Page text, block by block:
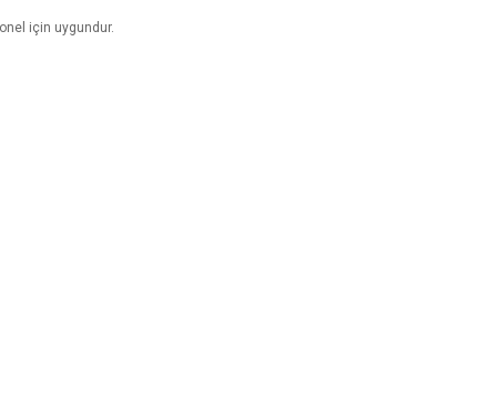
için uygundur.